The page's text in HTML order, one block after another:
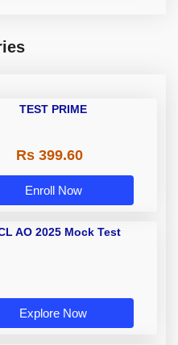
TEST PRIME
Rs 399.60
Enroll Now
AO 2025 Mock Test
Explore Now